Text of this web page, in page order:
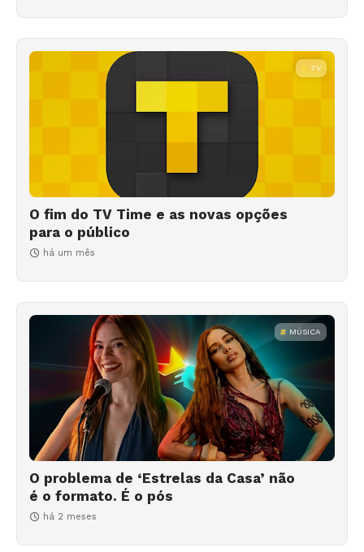
TV
O fim do TV Time e as novas opções
para o público
há um mês
MÚSICA
O problema de ‘Estrelas da Casa’ não
é o formato. É o pós
há 2 meses